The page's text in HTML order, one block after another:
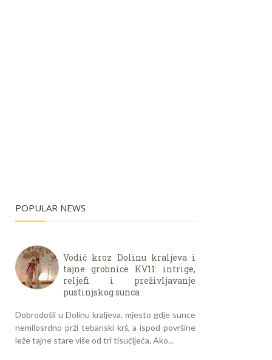
POPULAR NEWS
Vodič kroz Dolinu kraljeva i
tajne grobnice KV11: intrige,
reljefi i preživljavanje
pustinjskog sunca
Dobrodošli u Dolinu kraljeva, mjesto gdje sunce
nemilosrdno prži tebanski krš, a ispod površine
leže tajne stare više od tri tisućljeća. Ako...